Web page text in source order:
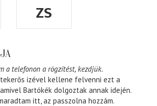
ZS
a telefonon a rögzítést, kezdjük.
izével kellene felvenni ezt a
Bartókék dolgoztak annak idején.
itt, az passzolna hozzám.